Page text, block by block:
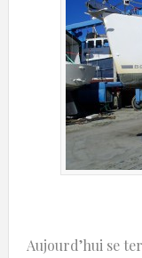
Aujourd’hui se